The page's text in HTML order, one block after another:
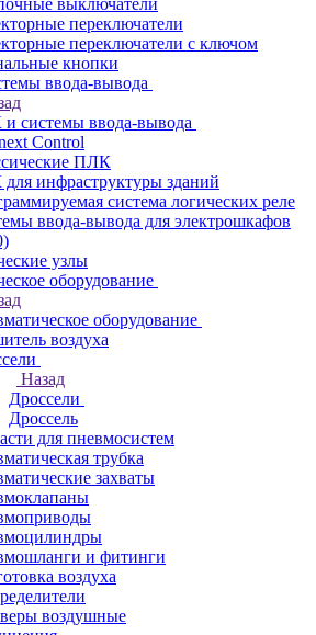
выключатели
переключатели
переключатели с ключом
кнопки
ввода-вывода
системы ввода-вывода
Control
ПЛК
инфраструктуры зданий
система логических реле
ввода-вывода для электрошкафов
узлы
оборудование
оборудование
воздуха
Назад
Дроссели
Дроссель
для пневмосистем
трубка
захваты
и фитинги
воздуха
воздушные